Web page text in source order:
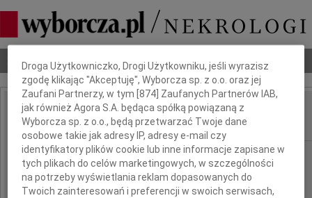
Nekrologi Odeszli Poradnik pogrzebowy
IMIĘ I NAZWISKO: Jarosław Maćkowiak
REGION: Zielona Góra
DATA EMISJI: 04.06.2011
Dbamy o Twoją prywatność
Droga Użytkowniczko, Drogi Użytkowniku, jeśli wyrazisz
zgodę klikając "Akceptuję", Wyborcza sp. z o.o. oraz jej
Zaufani Partnerzy, w tym [874 ] Zaufanych Partnerów IAB,
jak również Agora S.A. będąca spółką powiązaną z
Wyborcza sp. z o.o., będą przetwarzać Twoje dane
osobowe takie jak adresy IP, adresy e-mail czy
identyfikatory plików cookie lub inne informacje zapisane w
tych plikach do celów marketingowych, w szczególności
na potrzeby wyświetlania reklam dopasowanych do
Twoich zainteresowań i preferencji w swoich serwisach,